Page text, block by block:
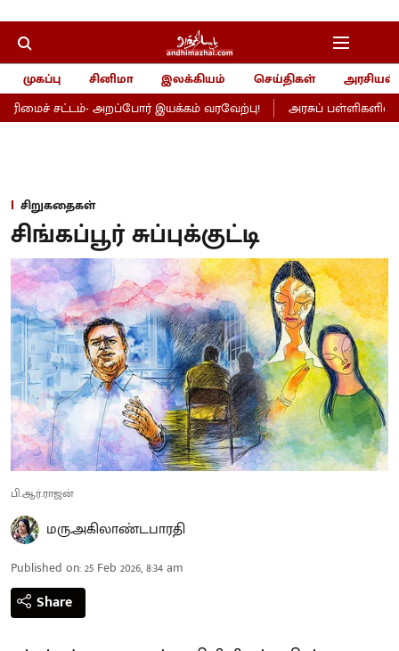
முகப்பு சினிமா இலக்கியம் செய்திகள்
அரசியல்
அறப்போர் இயக்கம் வரவேற்பு!
அரசுப் பள்ளிகளில் சூப்பர்
சிறுகதைகள்
சிங்கப்பூர் சுப்புக்குட்டி
பி.ஆர்.ராஜன்
மரு.அகிலாண்டபாரதி
Published on:25 Feb 2026, 8:34 am
Share